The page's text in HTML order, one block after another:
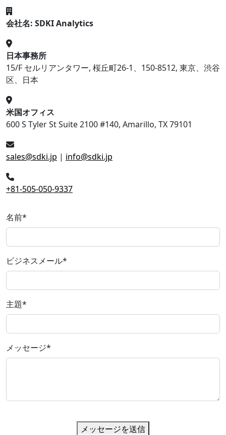
会社名: SDKI Analytics
日本事務所
15/F セルリアンタワー, 桜丘町26-1、150-8512, 東京、渋谷
区、日本
米国オフィス
600 S Tyler St Suite 2100 #140, Amarillo, TX 79101
sales@sdki.jp | info@sdki.jp
+81-505-050-9337
名前*
ビジネスメール*
主題*
メッセージ*
メッセージを送信